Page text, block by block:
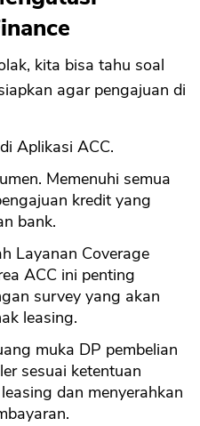
kita bisa tahu soal
agar pengajuan di
Aplikasi ACC.
Memenuhi semua
kredit yang
bank.
Layanan Coverage
ACC ini penting
survey yang akan
leasing.
muka DP pembelian
sesuai ketentuan
dan menyerahkan
OK
CANCEL